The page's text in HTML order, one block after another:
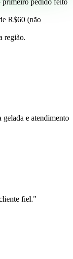
R$60 (não
região.
e atendimento
fiel."